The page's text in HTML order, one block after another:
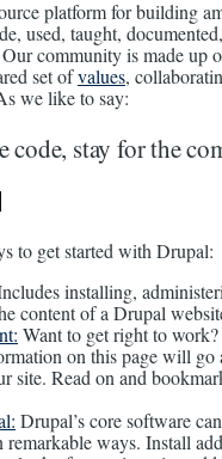
platform for building
used, taught,
community is made up
set ofvalues,
we like to say:
code, stay for the
to get started with Drupal:
installing,
content of a Drupal
Want to get right to
on this page will go
site. Read on and
Drupal’s core software
remarkable ways. Install